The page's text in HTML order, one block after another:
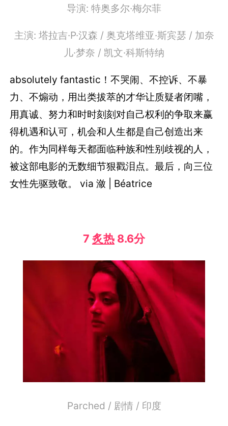
导演: 特奥多尔·梅尔菲
主演: 塔拉吉·P·汉森 / 奥克塔维亚·斯宾瑟 / 加奈
儿·梦奈 / 凯文·科斯特纳
absolutely fantastic！不哭闹、不控诉、不暴
力、不煽动，用出类拔萃的才华让质疑者闭嘴，
用真诚、努力和时时刻刻对自己权利的争取来赢
得机遇和认可，机会和人生都是自己创造出来
的。作为同样每天都面临种族和性别歧视的人，
被这部电影的无数细节狠戳泪点。最后，向三位
女性先驱致敬。 via 潋 | Béatrice
7 炙热 8.6分
Parched / 剧情 / 印度